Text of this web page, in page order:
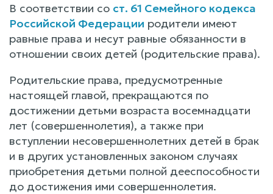
В соответствии со ст. 61 Семейного кодекса
Российской Федерации родители имеют
равные права и несут равные обязанности в
отношении своих детей (родительские права).
Родительские права, предусмотренные
настоящей главой, прекращаются по
достижении детьми возраста восемнадцати
лет (совершеннолетия), а также при
вступлении несовершеннолетних детей в брак
и в других установленных законом случаях
приобретения детьми полной дееспособности
до достижения ими совершеннолетия.